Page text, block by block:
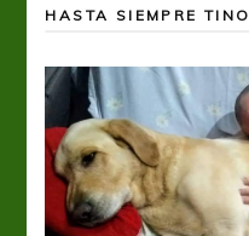
HASTA SIEMPRE TINO